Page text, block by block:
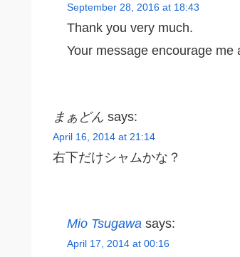
September 28, 2016 at 18:43
Thank you very much.
Your message encourage me
まぁどん says:
April 16, 2014 at 21:14
右下だけシャムかな？
Mio Tsugawa says:
April 17, 2014 at 00:16